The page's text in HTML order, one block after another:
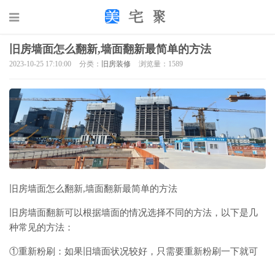
旧房墙面怎么翻新,墙面翻新最简单的方法
2023-10-25 17:10:00 分类： 旧房装修 浏览量：1589
旧房墙面怎么翻新,墙面翻新最简单的方法
旧房墙面翻新可以根据墙面的情况选择不同的方法，以下是几
种常见的方法：
①重新粉刷：如果旧墙面状况较好，只需要重新粉刷一下就可